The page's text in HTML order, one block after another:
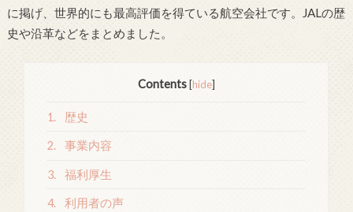
に掲げ、世界的にも最高評価を得ている航空会社です。JALの歴
史や沿革などをまとめました。
Contents [hide]
1. 歴史
2. 事業内容
3. 福利厚生
4. 利用者の声